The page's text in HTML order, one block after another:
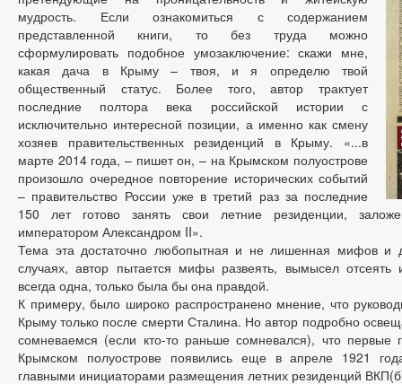
мудрость. Если ознакомиться с содержанием
представленной книги, то без труда можно
сформулировать подобное умозаключение: скажи мне,
какая дача в Крыму – твоя, и я определю твой
общественный статус. Более того, автор трактует
последние полтора века российской истории с
исключительно интересной позиции, а именно как смену
хозяев правительственных резиденций в Крыму. «...в
марте 2014 года, – пишет он, – на Крымском полуострове
произошло очередное повторение исторических событий
– правительство России уже в третий раз за последние
150 лет готово занять свои летние резиденции,
императором Александром II».
Тема эта достаточно любопытная и не лишенная мифов и
случаях, автор пытается мифы развеять, вымысел отсеять
всегда одна, только была бы она правдой.
К примеру, было широко распространено мнение, что
Крыму только после смерти Сталина. Но автор подробно
сомневаемся (если кто-то раньше сомневался), что первые
Крымском полуострове появились еще в апреле 1921
главными инициаторами размещения летних резиденций